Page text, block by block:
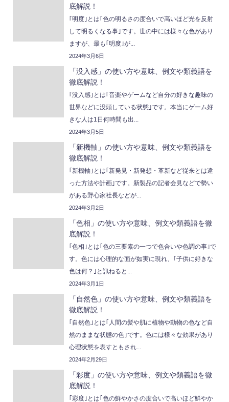
底解説！
｢明度｣とは｢色の明るさの度合いで高いほど光を反射
して明るくなる事｣です。世の中には様々な色があり
ますが、最も｢明度｣が...
2024年3月6日
「没入感」の使い方や意味、例文や類義語を
徹底解説！
｢没入感｣とは｢音楽やゲームなど自分の好きな趣味の
世界などに没頭している状態｣です。本当にゲーム好
きな人は1日何時間も出...
2024年3月5日
「新機軸」の使い方や意味、例文や類義語を
徹底解説！
｢新機軸｣とは｢新発見・新発想・革新など従来とは違
った方法や計画｣です。新製品の記者会見などで勢い
がある野心家社長などが...
2024年3月2日
「色相」の使い方や意味、例文や類義語を徹
底解説！
｢色相｣とは｢色の三要素の一つで色合いや色調の事｣で
す。色には心理的な面が如実に現れ、｢子供に好きな
色は何？｣と訊ねると...
2024年3月1日
「自然色」の使い方や意味、例文や類義語を
徹底解説！
｢自然色｣とは｢人間の髪や肌に植物や動物の色など自
然のままな状態の色｣です。色には様々な効果があり
心理状態を表すともされ...
2024年2月29日
「彩度」の使い方や意味、例文や類義語を徹
底解説！
｢彩度｣とは｢色の鮮やかさの度合いで高いほど鮮やか